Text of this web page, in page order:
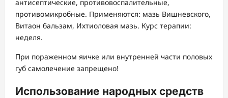
антисептические, противовоспалительные,
противомикробные. Применяются: мазь Вишневского,
Витаон бальзам, Ихтиоловая мазь. Курс терапии:
неделя.
При пораженном яичке или внутренней части половых
губ самолечение запрещено!
Использование народных средств